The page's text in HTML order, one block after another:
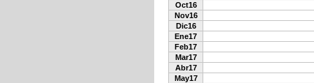
Oct16
Nov16
Dic16
Ene17
Feb17
Mar17
Abr17
May17